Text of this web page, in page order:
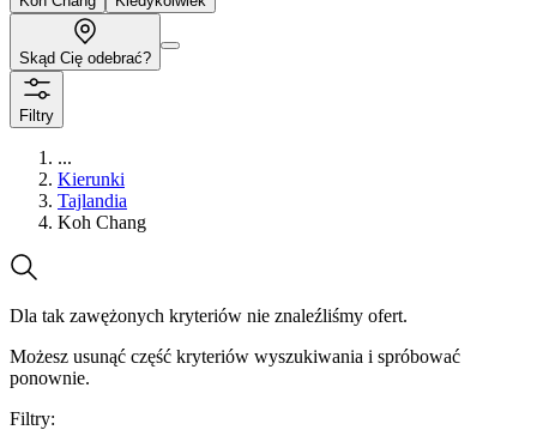
Skąd Cię odebrać?
Filtry
...
Kierunki
Tajlandia
Koh Chang
Dla tak zawężonych kryteriów nie znaleźliśmy ofert.
Możesz usunąć część kryteriów wyszukiwania i spróbować
ponownie.
Filtry: